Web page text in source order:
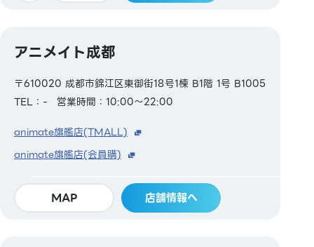
アニメイト成都
〒610020 成都市錦江区東御街18号1棟 B1階 1号 B1005
TEL：-
営業時間：10:00～22:00
animate旗艦店(TMALL)
animate旗艦店(会員購)
MAP 店舗情報へ